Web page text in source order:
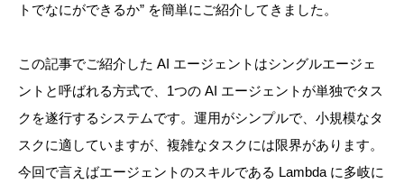
トでなにができるか” を簡単にご紹介してきました。
この記事でご紹介した AI エージェントはシングルエージェ
ントと呼ばれる方式で、1つの AI エージェントが単独でタス
クを遂行するシステムです。運用がシンプルで、小規模なタ
スクに適していますが、複雑なタスクには限界があります。
今回で言えばエージェントのスキルである Lambda に多岐に